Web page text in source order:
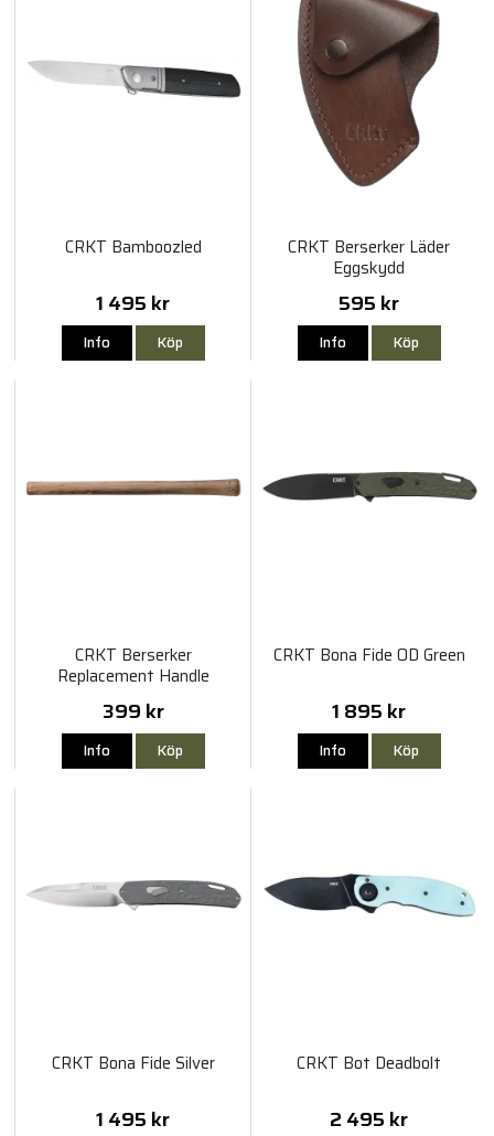
CRKT Bamboozled
1 495 kr
Info Köp
CRKT Berserker Läder
Eggskydd
595 kr
Info Köp
CRKT Berserker
Replacement Handle
399 kr
Info Köp
CRKT Bona Fide OD Green
1 895 kr
Info Köp
CRKT Bona Fide Silver
1 495 kr
CRKT Bot Deadbolt
2 495 kr